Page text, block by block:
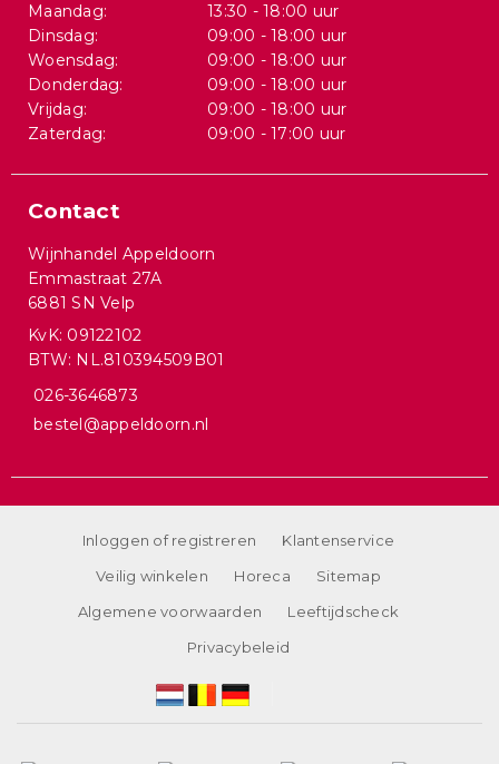
Maandag:
13:30 - 18:00 uur
Dinsdag:
09:00 - 18:00 uur
Woensdag:
09:00 - 18:00 uur
Donderdag:
09:00 - 18:00 uur
Vrijdag:
09:00 - 18:00 uur
Zaterdag:
09:00 - 17:00 uur
Contact
Wijnhandel Appeldoorn
Emmastraat 27A
6881 SN Velp
KvK: 09122102
BTW: NL.810394509B01
026-3646873
bestel@appeldoorn.nl
Inloggen of registreren
Klantenservice
Veilig winkelen
Horeca
Sitemap
Algemene voorwaarden
Leeftijdscheck
Privacybeleid